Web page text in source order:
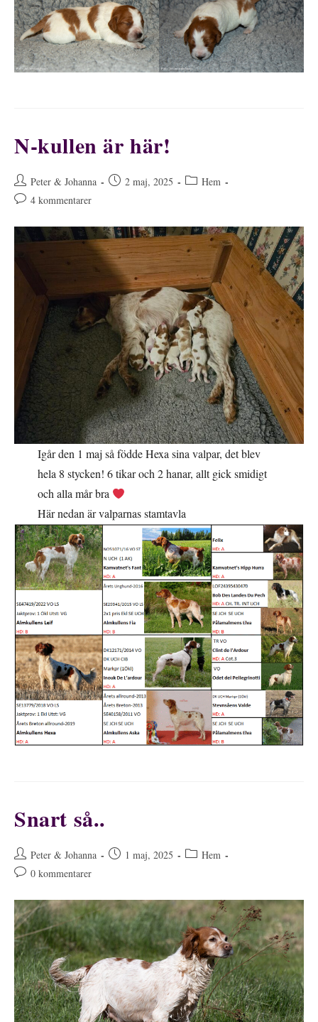
N-kullen är här!
Inläggsförfattare:
Peter & Johanna
Inlägget2 maj, 2025 Inläggskategori:
Hem
Kommentarer
inlägget:
4 kommentarer
Igår den 1 maj så födde Hexa sina valpar, det blev
hela 8 stycken! 6 tikar och 2 hanar, allt gick smidigt
och alla mår bra
Här nedan är valparnas stamtavla
Snart så..
Inläggsförfattare:
Peter & Johanna
Inlägget1 maj, 2025 Inläggskategori:
Hem
Kommentarer
inlägget:
0 kommentarer